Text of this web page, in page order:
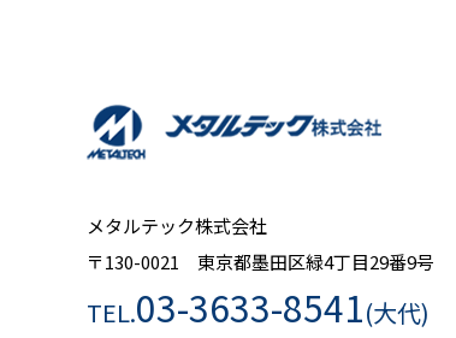
メタルテック株式会社
〒130-0021 東京都墨田区緑4丁目29番9号
TEL.03-3633-8541(大代)